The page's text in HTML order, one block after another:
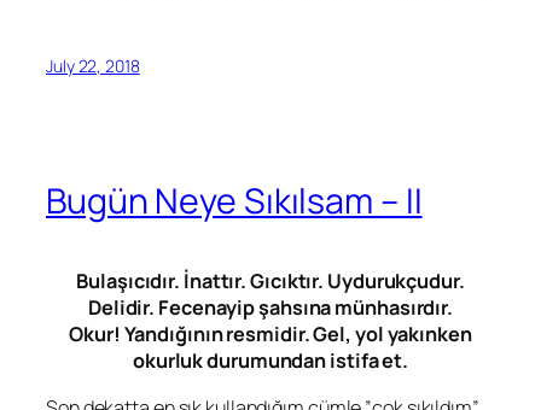
July 22, 2018
Bugün Neye Sıkılsam – II
Bulaşıcıdır. İnattır. Gıcıktır. Uydurukçudur.
Delidir. Fecenayip şahsına münhasırdır.
Okur! Yandığının resmidir. Gel, yol yakınken
okurluk durumundan istifa et.